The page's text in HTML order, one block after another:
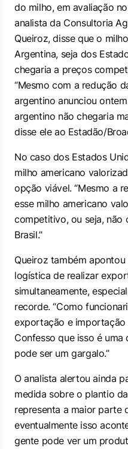
do milho, em avaliação
analista da Consultoria
Queiroz, disse que o
Argentina, seja dos
chegaria a preços
“Mesmo com a redução
argentino anunciou
argentino não chegaria
disse ele ao Estadão/
No caso dos Estados
milho americano
opção viável. “Mesmo a
esse milho americano
competitivo, ou seja, não
Brasil.”
Queiroz também
logística de realizar
simultaneamente,
recorde. “Como
exportação e
Confesso que isso é
pode ser um gargalo.”
O analista alertou ainda
medida sobre o plantio
representa a maior parte
eventualmente isso
gente pode ver um